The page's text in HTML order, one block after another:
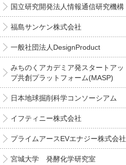
国立研究開発法人情報通信研究機構
福島サンケン株式会社
一般社団法人DesignProduct
みちのくアカデミア発スタートアッ
プ共創プラットフォーム(MASP)
日本地球掘削科学コンソーシアム
イフティニー株式会社
プライムアースEVエナジー株式会社
宮城大学 発酵化学研究室